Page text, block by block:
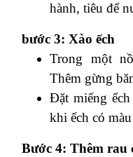
hành, tiêu để
bước 3: Xào ếch
Trong một
Thêm gừng
Đặt miếng
khi ếch có
Bước 4: Thêm rau